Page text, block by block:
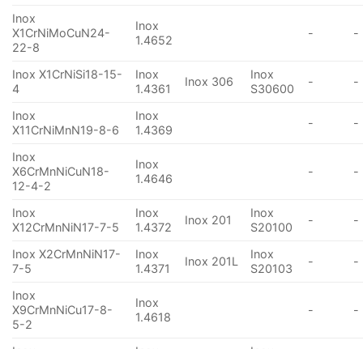
Inox
X1CrNiMoCuN24-
22-8
Inox
1.4652
- -
Inox X1CrNiSi18-15-
4
Inox
1.4361
Inox 306
Inox
S30600
- -
Inox
X11CrNiMnN19-8-6
Inox
1.4369
- -
Inox
X6CrMnNiCuN18-
12-4-2
Inox
1.4646
- -
Inox
X12CrMnNiN17-7-5
Inox
1.4372
Inox 201
Inox
S20100
- -
Inox X2CrMnNiN17-
7-5
Inox
1.4371
Inox 201L
Inox
S20103
- -
Inox
X9CrMnNiCu17-8-
5-2
Inox
1.4618
- -